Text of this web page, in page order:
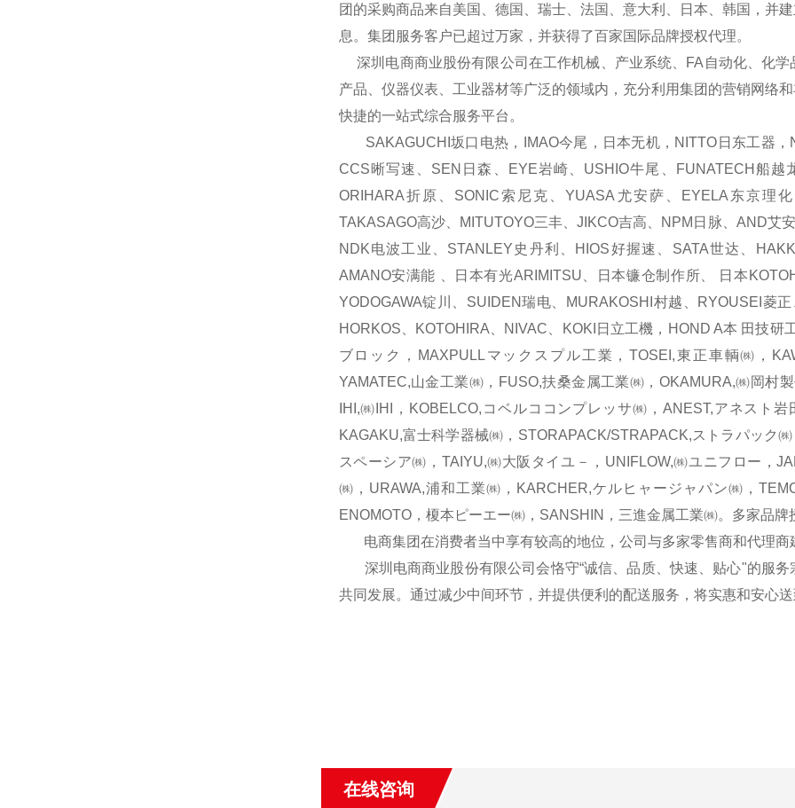
团的采购商品来自美国、德国、瑞士、法国、意大利、日本、韩国，并
息。集团服务客户已超过万家，并获得了百家国际品牌授权代理。
深圳电商商业股份有限公司在工作机械、产业系统、FA自动化、化
产品、仪器仪表、工业器材等广泛的领域内，充分利用集团的营销网络
快捷的一站式综合服务平台。
SAKAGUCHI坂口电热，IMAO今尾，日本无机，NITTO日东工器，
CCS晰写速、SEN日森、EYE岩崎、USHIO牛尾、FUNATECH船
ORIHARA折原、SONIC索尼克、YUASA尤安萨、EYELA东京理
TAKASAGO高沙、MITUTOYO三丰、JIKCO吉高、NPM日脉、AND艾
NDK电波工业、STANLEY史丹利、HIOS好握速、SATA世达、
AMANO安满能 、日本有光ARIMITSU、日本镰仓制作所、 日本
YODOGAWA锭川、SUIDEN瑞电、MURAKOSHI村越、RYOUSEI菱
HORKOS、KOTOHIRA、NIVAC、KOKI日立工機，HOND A本 田技
ブロック，MAXPULLマックスプル工業，TOSEI,東正車輌㈱，
YAMATEC,山金工業㈱，FUSO,扶桑金属工業㈱，OKAMURA,㈱岡村
IHI,㈱IHI，KOBELCO,コベルココンプレッサ㈱，ANEST,アネスト
KAGAKU,富士科学器械㈱，STORAPACK/STRAPACK,ストラパック
スペーシア㈱，TAIYU,㈱大阪タイユ－，UNIFLOW,㈱ユニフロー，
㈱，URAWA,浦和工業㈱，KARCHER,ケルヒャージャパン㈱，
ENOMOTO，榎本ピーエー㈱，SANSHIN，三進金属工業㈱。多家品
电商集团在消费者当中享有较高的地位，公司与多家零售商和代理商
深圳电商商业股份有限公司会恪守“诚信、品质、快速、贴心"的服务
共同发展。通过减少中间环节，并提供便利的配送服务，将实惠和安心
在线咨询